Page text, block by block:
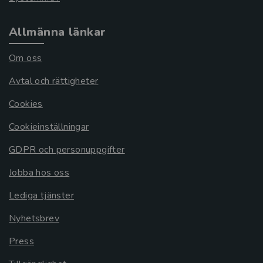
Allmänna länkar
Om oss
Avtal och rättigheter
Cookies
Cookieinställningar
GDPR och personuppgifter
Jobba hos oss
Lediga tjänster
Nyhetsbrev
Press